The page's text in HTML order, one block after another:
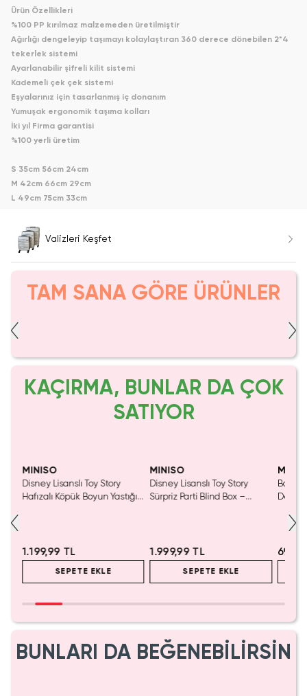
Ürün Özellikleri
%100 PP kırılmaz malzemeden üretilmiştir
Ağırlığı dengeleyip taşımayı kolaylaştıran 360 derece dönebilen 2*4
tekerlek sistemi
Ayarlanabilir şifreli kilit sistemi
Kademeli çek çek sistemi
Eşyalarınız için tasarlanmış iç donanım
Yumuşak ergonomik taşıma kolları
İki yıl Firma garantisi
%100 yerli üretim
S 35cm 56cm 24cm
M 42cm 66cm 29cm
L 49cm 75cm 33cm
Valizleri Keşfet
TAM SANA GÖRE ÜRÜNLER
KAÇIRMA, BUNLAR DA ÇOK
SATIYOR
MINISO
Disney Lisanslı Toy Story
Hafızalı Köpük Boyun Yastığı
1.199,99 TL
SEPETE EKLE
MINISO
Disney Lisanslı Toy Story
Sürpriz Parti Blind Box –
1.999,99 TL
SEPETE EKLE
Barbie
BUNLARI DA BEĞENEBİLİRSİN